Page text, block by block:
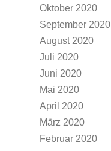
Oktober 2020
September 2020
August 2020
Juli 2020
Juni 2020
Mai 2020
April 2020
März 2020
Februar 2020